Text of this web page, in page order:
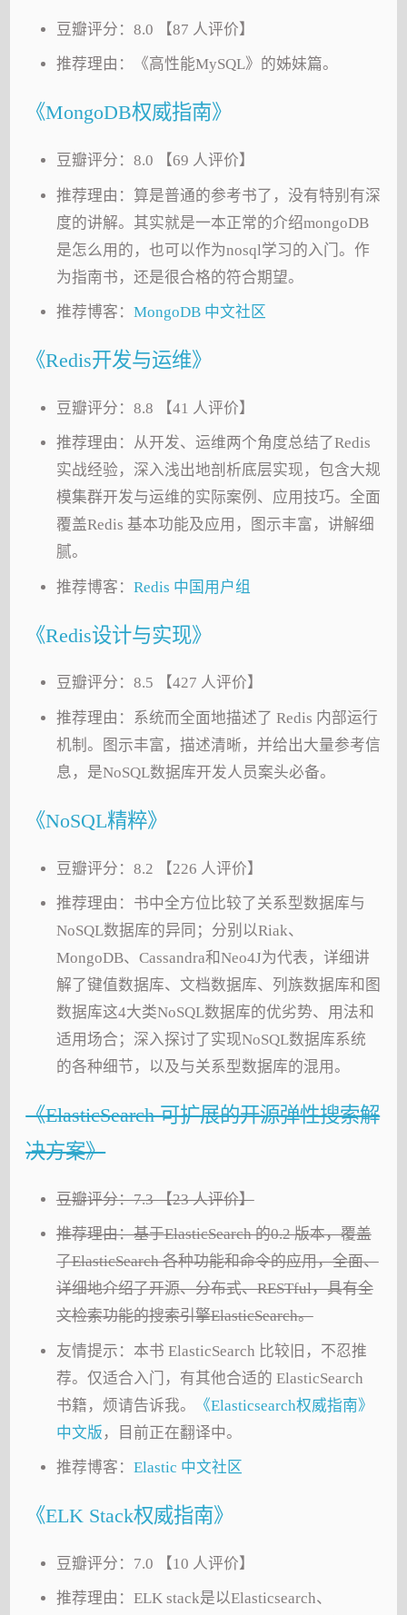
豆瓣评分：8.0 【87 人评价】
推荐理由：《高性能MySQL》的姊妹篇。
《MongoDB权威指南》
豆瓣评分：8.0 【69 人评价】
推荐理由：算是普通的参考书了，没有特别有深
度的讲解。其实就是一本正常的介绍mongoDB
是怎么用的，也可以作为nosql学习的入门。作
为指南书，还是很合格的符合期望。
推荐博客： MongoDB 中文社区
《Redis开发与运维》
豆瓣评分：8.8 【41 人评价】
推荐理由：从开发、运维两个角度总结了Redis
实战经验，深入浅出地剖析底层实现，包含大规
模集群开发与运维的实际案例、应用技巧。全面
覆盖Redis 基本功能及应用，图示丰富，讲解细
腻。
推荐博客： Redis 中国用户组
《Redis设计与实现》
豆瓣评分：8.5 【427 人评价】
推荐理由：系统而全面地描述了 Redis 内部运行
机制。图示丰富，描述清晰，并给出大量参考信
息，是NoSQL数据库开发人员案头必备。
《NoSQL精粹》
豆瓣评分：8.2 【226 人评价】
推荐理由：书中全方位比较了关系型数据库与
NoSQL数据库的异同；分别以Riak、
MongoDB、Cassandra和Neo4J为代表，详细讲
解了键值数据库、文档数据库、列族数据库和图
数据库这4大类NoSQL数据库的优劣势、用法和
适用场合；深入探讨了实现NoSQL数据库系统
的各种细节，以及与关系型数据库的混用。
《ElasticSearch 可扩展的开源弹性搜索解
决方案》
豆瓣评分：7.3 【23 人评价】
推荐理由：基于ElasticSearch 的0.2 版本，覆盖
了ElasticSearch 各种功能和命令的应用，全面、
详细地介绍了开源、分布式、RESTful，具有全
文检索功能的搜索引擎ElasticSearch。
友情提示：本书 ElasticSearch 比较旧，不忍推
荐。仅适合入门，有其他合适的 ElasticSearch
书籍，烦请告诉我。
《Elasticsearch权威指南》
中文版 ，目前正在翻译中。
推荐博客： Elastic 中文社区
《ELK Stack权威指南》
豆瓣评分：7.0 【10 人评价】
推荐理由：ELK stack是以Elasticsearch、